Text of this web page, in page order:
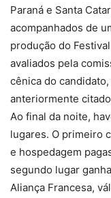
Paraná e Santa
acompanhados de
produção do
avaliados pela
cênica do
anteriormente
Ao final da noite,
lugares. O primeiro
e hospedagem
segundo lugar
Aliança Francesa,